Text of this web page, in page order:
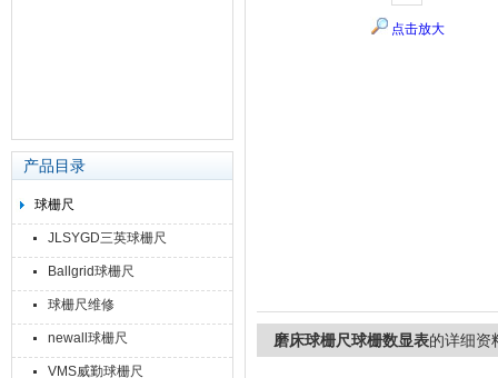
产品目录
球栅尺
JLSYGD三英球栅尺
Ballgrid球栅尺
球栅尺维修
newall球栅尺
VMS威勤球栅尺
点击放大
磨床球栅尺球栅数显表的详细资